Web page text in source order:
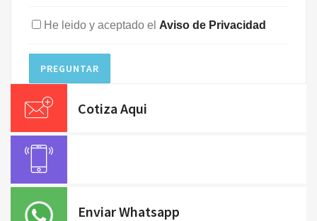
He leido y aceptado el Aviso de Privacidad
PREGUNTAR
Cotiza Aqui
Enviar Whatsapp